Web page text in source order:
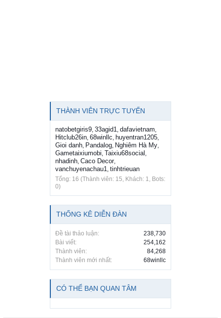
THÀNH VIÊN TRỰC TUYẾN
natobetgiris9 33agid1 dafavietnam
Hitclub26in 68winllc huyentran1205
Gioi danh Pandalog Nghiêm Hà My
Gametaixiumobi Taixiu68social
nhadinh Caco Decor,
vanchuyenachau1 tinhtrieuan
Tổng: 16 (Thành viên: 15, Khách: 1, Bots:
0)
THỐNG KÊ DIỄN ĐÀN
Đề tài thảo luận:
238,730
Bài viết:
254,162
Thành viên:
84,268
Thành viên mới nhất:
68winllc
CÓ THỂ BẠN QUAN TÂM